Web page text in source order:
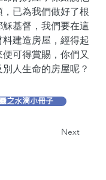
已為我們做好了根
基督，我們要在這
建造房屋，經得起
可得賞賜，你們又
人生命的房屋呢？
之水滴小冊子
Next